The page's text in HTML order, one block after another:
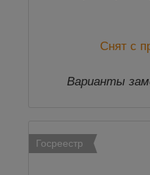
Снят с
Варианты
Госреестр